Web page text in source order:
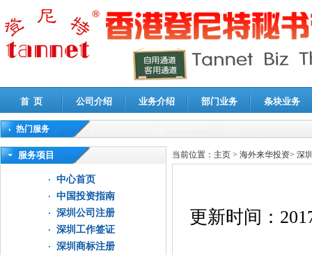
首 页 公司介绍 业务介绍 部门业务 条块业务
热门服务
高新技术企业认定审计|企业所得税汇算清缴申报鉴证
服务项目
中心首页
中国投资指南
深圳公司注册
深圳工作签证
深圳商标注册
当前位置： 主页 > 海外来华投资> 深
更新时间：